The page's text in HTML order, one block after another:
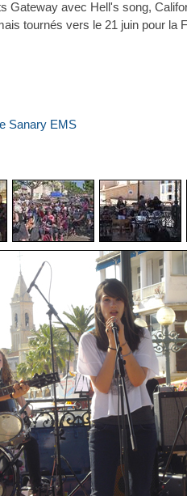
Gateway avec Hell's song,
tournés vers le 21 juin pour la
Sanary EMS